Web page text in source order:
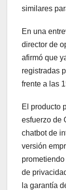
similares
En una
director de
afirmó que
registradas
frente a las
El producto
esfuerzo de
chatbot de
versión
de
la garantía